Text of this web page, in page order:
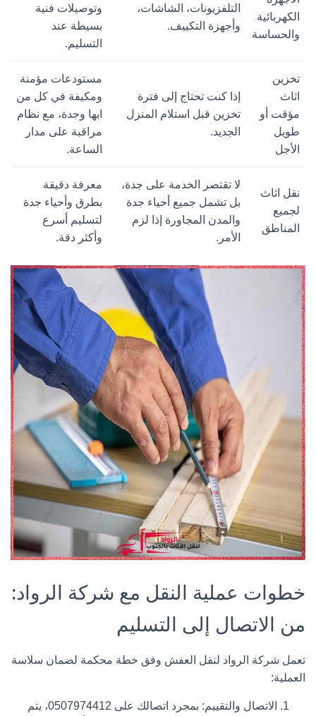
الكهربائية
والحساسة
التلفزيونات، الشاشات،
وأجهزة التكييف.
وتوصيلات فنية
بسيطة عند
التسليم.
تخزين
اثاث
مؤقت أو
طويل
الأجل
إذا كنت تحتاج إلى فترة
تخزين قبل استلام المنزل
الجديد.
مستودعات مؤمنة
ومكيفة في كل من
ابها وجدة، مع نظام
مراقبة على مدار
الساعة.
نقل اثاث
لجميع
المناطق
لا تقتصر الخدمة على جدة،
بل تشمل جميع أحياء جدة
والمدن المجاورة إذا لزم
الأمر.
معرفة دقيقة
بطرق وأحياء جدة
لتسليم أسرع
وأكثر دقة.
خطوات عملية النقل مع شركة الرواد:
من الاتصال إلى التسليم
تعمل شركة الرواد لنقل العفش وفق خطة محكمة لضمان سلاسة
العملية:
الاتصال والتقييم: بمجرد اتصالك على 0507974412، يتم